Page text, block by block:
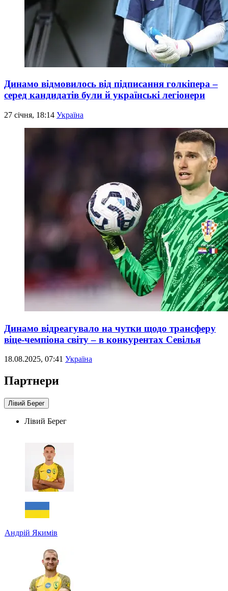
Динамо відмовилось від підписання голкіпера –
серед кандидатів були й українські легіонери
27 січня, 18:14 Україна
Динамо відреагувало на чутки щодо трансферу
віце-чемпіона світу – в конкурентах Севілья
18.08.2025, 07:41 Україна
Партнери
Лівий Берег
Лівий Берег
Андрій Якимів